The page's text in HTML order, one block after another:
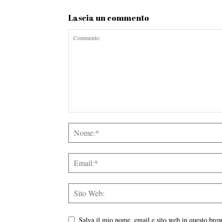
Lascia un commento
Salva il mio nome, email e sito web in questo